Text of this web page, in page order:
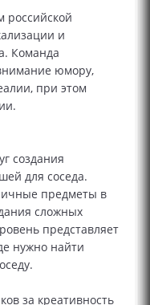
российской
и
Команда
юмору,
при этом
создания
для соседа.
предметы в
сложных
представляет
нужно найти
за креативность